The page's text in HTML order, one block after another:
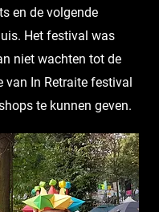
en de volgende
Het festival was
niet wachten tot de
van In Retraite festival
te kunnen geven.